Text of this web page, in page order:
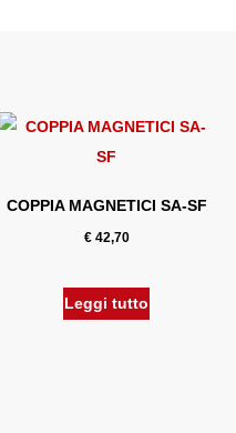
COPPIA MAGNETICI SA-SF
€42,70
Leggi tutto